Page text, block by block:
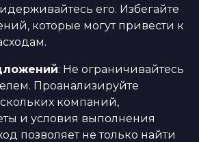
его. Избегайте
которые могут привести к
: Не ограничивайтесь
Проанализируйте
компаний,
и условия выполнения
позволяет не только найти